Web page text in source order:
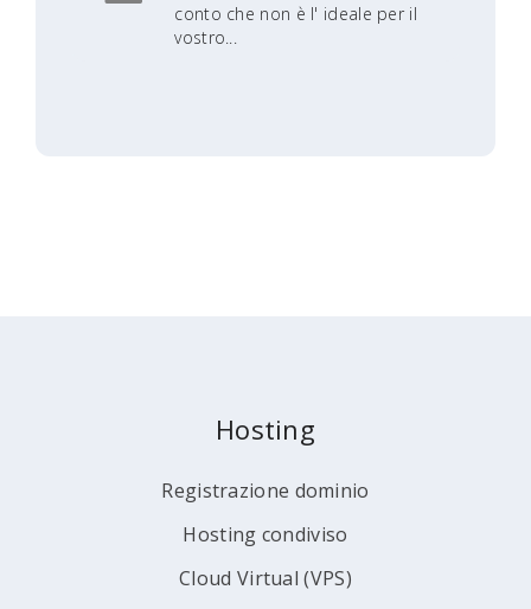
conto che non è l' ideale per il
vostro...
Hosting
Registrazione dominio
Hosting condiviso
Cloud Virtual (VPS)